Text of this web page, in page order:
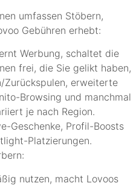
umfassen Stöbern,
Gebühren erhebt:
Werbung, schaltet die
frei, die Sie gelikt haben,
Zurückspulen, erweiterte
Browsing und manchmal
je nach Region.
Geschenke, Profil-Boosts
Platzierungen.
nutzen, macht Lovoos